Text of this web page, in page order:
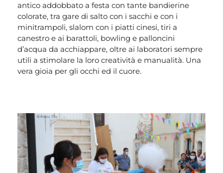
antico addobbato a festa con tante bandierine
colorate, tra gare di salto con i sacchi e con i
minitrampoli, slalom con i piatti cinesi, tiri a
canestro e ai barattoli, bowling e palloncini
d’acqua da acchiappare, oltre ai laboratori sempre
utili a stimolare la loro creatività e manualità. Una
vera gioia per gli occhi ed il cuore.